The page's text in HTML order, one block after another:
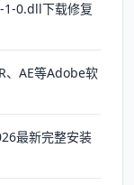
0.dll下载修复
、AE等Adobe软
最新完整安装